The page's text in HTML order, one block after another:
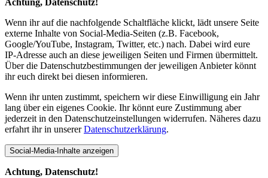
Achtung, Datenschutz!
Wenn ihr auf die nachfolgende Schaltfläche klickt, lädt unsere Seite
externe Inhalte von Social-Media-Seiten (z.B. Facebook,
Google/YouTube, Instagram, Twitter, etc.) nach. Dabei wird eure
IP-Adresse auch an diese jeweiligen Seiten und Firmen übermittelt.
Über die Datenschutzbestimmungen der jeweiligen Anbieter könnt
ihr euch direkt bei diesen informieren.
Wenn ihr unten zustimmt, speichern wir diese Einwilligung ein Jahr
lang über ein eigenes Cookie. Ihr könnt eure Zustimmung aber
jederzeit in den Datenschutzeinstellungen widerrufen. Näheres dazu
erfahrt ihr in unsererDatenschutzerklärung.
Social-Media-Inhalte anzeigen
Achtung, Datenschutz!